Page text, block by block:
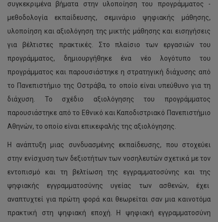
συγκεκριμένα βήματα στην υλοποίηση του προγράμματος -
μεθοδολογία εκπαίδευσης, σεμινάριο ψηφιακής μάθησης,
υλοποίηση και αξιολόγηση της μικτής μάθησης και εισηγήσεις
για βέλτιστες πρακτικές. Στο πλαίσιο των εργασιών του
προγράμματος, δημιουργήθηκε ένα νέο λογότυπο του
προγράμματος και παρουσιάστηκε η στρατηγική διάχυσης από
το Πανεπιστήμιο της Οστράβα, το οποίο είναι υπεύθυνο για τη
διάχυση. Το σχέδιο αξιολόγησης του προγράμματος
παρουσιάστηκε από το Εθνικό και Καποδιστριακό Πανεπιστήμιο
Αθηνών, το οποίο είναι επικεφαλής της αξιολόγησης.
Η ανάπτυξη μιας συνδυασμένης εκπαίδευσης, που στοχεύει
στην ενίσχυση των δεξιοτήτων των νοσηλευτών σχετικά με τον
εντοπισμό και τη βελτίωση της εγγραμματοσύνης και της
ψηφιακής εγγραμματοσύνης υγείας των ασθενών, έχει
αναπτυχτεί για πρώτη φορά και θεωρείται σαν μια καινοτόμα
πρακτική στη ψηφιακή εποχή. Η ψηφιακή εγγραμματοσύνη